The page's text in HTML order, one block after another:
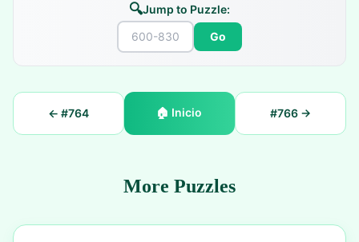
🔍Jump to Puzzle:
Go
← #764 🏠 Inicio #766→
More Puzzles